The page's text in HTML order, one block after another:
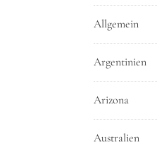
Allgemein
Argentinien
Arizona
Australien